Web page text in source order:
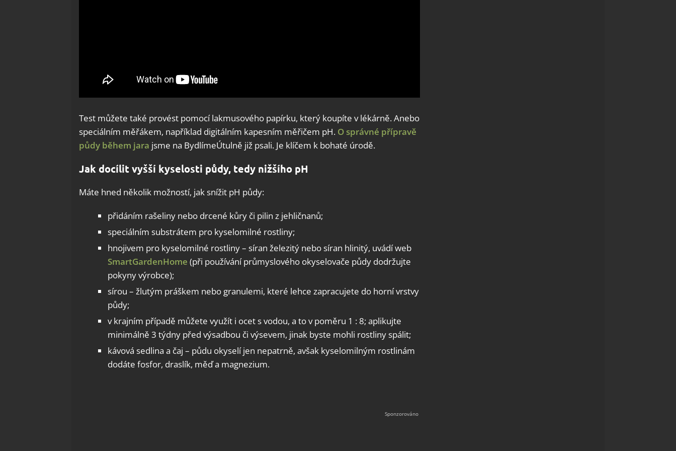
Test můžete také provést pomocí lakmusového papírku, který koupíte v lékárně. Anebo
speciálním měřákem, například digitálním kapesním měřičem pH. O správné přípravě
půdy během jara jsme na BydlímeÚtulně již psali. Je klíčem k bohaté úrodě.
Jak docílit vyšší kyselosti půdy, tedy nižšího pH
Máte hned několik možností, jak snížit pH půdy:
přidáním rašeliny nebo drcené kůry či pilin z jehličnanů;
speciálním substrátem pro kyselomilné rostliny;
hnojivem pro kyselomilné rostliny – síran železitý nebo síran hlinitý, uvádí web
SmartGardenHome (při používání průmyslového okyselovače půdy dodržujte
pokyny výrobce);
sírou – žlutým práškem nebo granulemi, které lehce zapracujete do horní vrstvy
půdy;
v krajním případě můžete využít i ocet s vodou, a to v poměru 1 : 8; aplikujte
minimálně 3 týdny před výsadbou či výsevem, jinak byste mohli rostliny spálit;
kávová sedlina a čaj – půdu okyselí jen nepatrně, avšak kyselomilným rostlinám
dodáte fosfor, draslík, měď a magnezium.